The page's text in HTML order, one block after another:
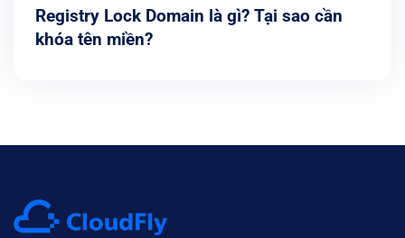
Registry Lock Domain là gì? Tại sao cần
khóa tên miền?